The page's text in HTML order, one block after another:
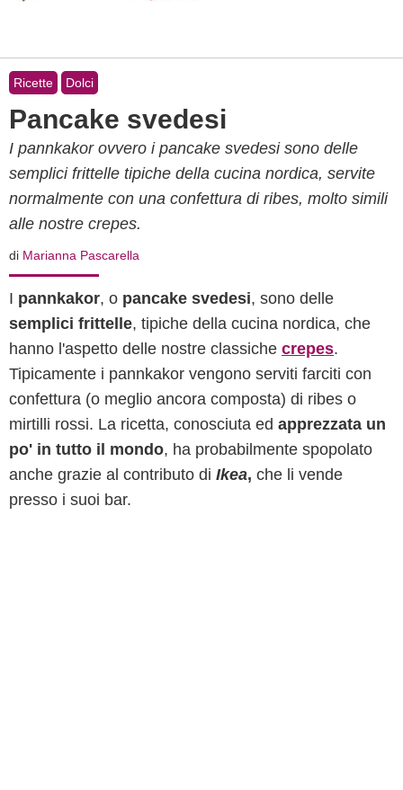
Ricette Dolci
Pancake svedesi
I pannkakor ovvero i pancake svedesi sono delle
semplici frittelle tipiche della cucina nordica, servite
normalmente con una confettura di ribes, molto simili
alle nostre crepes.
di Marianna Pascarella
I pannkakor, o pancake svedesi, sono delle
semplici frittelle, tipiche della cucina nordica, che
hanno l'aspetto delle nostre classiche crepes.
Tipicamente i pannkakor vengono serviti farciti con
confettura (o meglio ancora composta) di ribes o
mirtilli rossi. La ricetta, conosciuta ed apprezzata un
po' in tutto il mondo, ha probabilmente spopolato
anche grazie al contributo di Ikea, che li vende
presso i suoi bar.